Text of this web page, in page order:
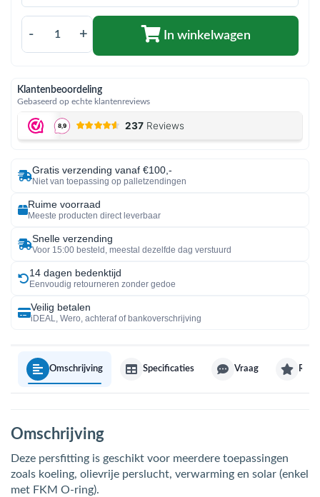
- + In winkelwagen
Klantenbeoordeling
Gebaseerd op echte klantenreviews
Gratis verzending vanaf €100,-
Niet van toepassing op palletzendingen
Ruime voorraad
Meeste producten direct leverbaar
Snelle verzending
Voor 15:00 besteld, meestal dezelfde dag verstuurd
14 dagen bedenktijd
Eenvoudig retourneren zonder gedoe
Veilig betalen
iDEAL, Wero, achteraf of bankoverschrijving
Omschrijving Specificaties Vraag
Omschrijving
Deze persfitting is geschikt voor meerdere toepassingen
zoals koeling, olievrije perslucht, verwarming en solar (enkel
met FKM O-ring).